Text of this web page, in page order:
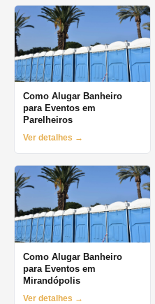
Como Alugar Banheiro
para Eventos em
Parelheiros
Ver detalhes →
Como Alugar Banheiro
para Eventos em
Mirandópolis
Ver detalhes →